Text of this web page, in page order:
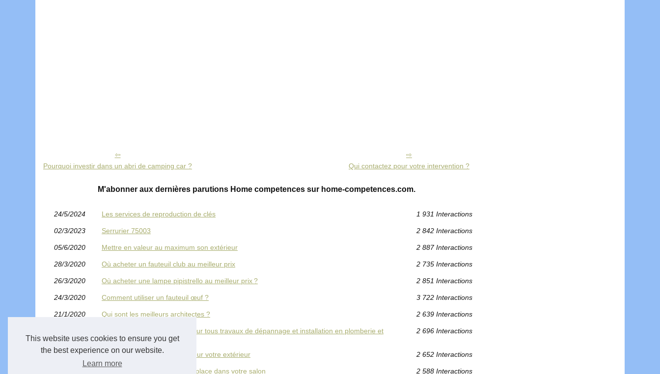
This website uses cookies to ensure you get
the best experience on our website.
Learn more
Pourquoi investir dans un abri de camping car ? Qui contactez pour votre intervention ?
M'abonner aux dernières parutions Home competences sur home-competences.com.
24/5/2024 Les services de reproduction de clés 1 931 Interactions
02/3/2023 Serrurier 75003 2 842 Interactions
05/6/2020 Mettre en valeur au maximum son extérieur 2 887 Interactions
28/3/2020 Où acheter un fauteuil club au meilleur prix 2 735 Interactions
26/3/2020 Où acheter une lampe pipistrello au meilleur prix ? 2 851 Interactions
24/3/2020 Comment utiliser un fauteuil œuf ? 3 722 Interactions
21/1/2020 Qui sont les meilleurs architectes ? 2 639 Interactions
Intervention en express sur pour tous travaux de dépannage et installation en plomberie et
chauffage
2 696 Interactions
18/12/2019 Votre pergola en aluminium pour votre extérieur 2 652 Interactions
Les solutions d'économies de place dans votre salon 2 588 Interactions